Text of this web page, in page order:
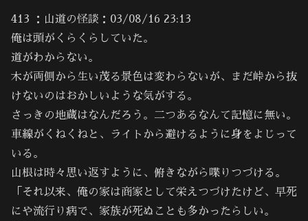
413 ：山道の怪談：03/08/16 23:13
俺は頭がくらくらしていた。
道がわからない。
木が両側から生い茂る景色は変わらないが、まだ峠から抜
けないのはおかしいような気がする。
さっきの地蔵はなんだろう。二つあるなんて記憶に無い。
車線がくねくねと、ライトから避けるように身をよじって
いる。
山根は時々思い返すように、俯きながら喋りつづける。
「それ以来、俺の家は商家として栄えつづけたけど、早死
にや流行り病で、家族が死ぬことも多かったらしい。